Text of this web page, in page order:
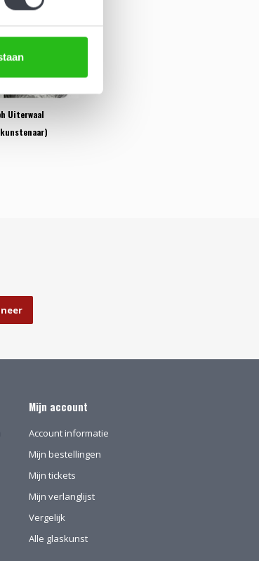
Uiterwaal
Mijn account
Account informatie
Mijn bestellingen
Mijn tickets
Mijn verlanglijst
Vergelijk
Alle glaskunst